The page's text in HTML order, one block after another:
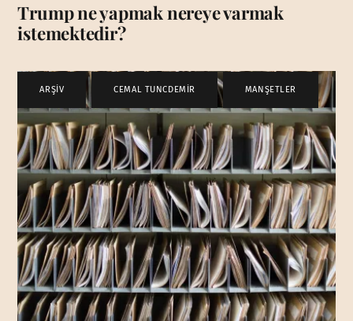
Trump ne yapmak nereye varmak
istemektedir?
ARŞİV CEMAL TUNCDEMİR , MANŞETLER